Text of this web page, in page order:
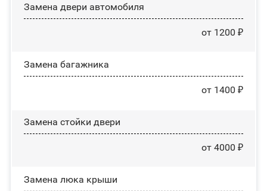
Замена двери автомобиля
от 1200 ₽
Замена багажника
от 1400 ₽
Зaмeнa cтoйĸи двepи
от 4000 ₽
Зaмeнa люĸa ĸpыши